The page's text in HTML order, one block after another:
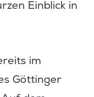
Einblick in
im
Göttinger